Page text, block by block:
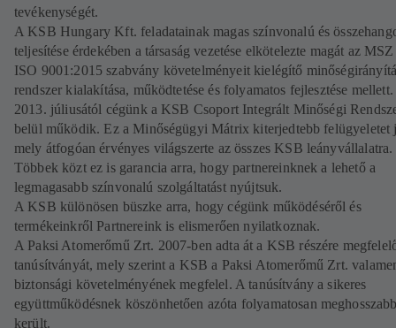
tevékenységét.
A KSB Hungary Kft. feladatainak magas színvonalú és
teljesítése érdekében a társaság vezetése elkötelezte magát az
ISO 9001:2015 szabvány követelményeit kielégítő
rendszer kialakítása, működtetése és folyamatos fejlesztése mellett.
2013. júliusától cégünk a KSB Csoport Integrált Minőségi
belül működik. Ez a Minőségügyi Mátrix kiterjedtebb felügyeletet
mely átfogóan érvényes világszerte az összes KSB leányvállalatra.
Többek közt ez is garancia arra, hogy partnereinknek a lehető a
legmagasabb színvonalú szolgáltatást nyújtsuk.
A KSB különösen büszke arra, hogy cégünk működéséről és
termékeinkről Partnereink is elismerően nyilatkoznak.
A Paksi Atomerőmű Zrt. 2007-ben adta át a KSB részére
tanúsítványát, mely szerint a KSB a Paksi Atomerőmű Zrt.
biztonsági követelményének megfelel. A tanúsítvány a sikeres
együttműködésnek köszönhetően azóta folyamatosan
került.